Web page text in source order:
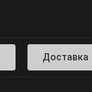
Доставка